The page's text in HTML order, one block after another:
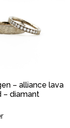
– alliance lava
– diamant